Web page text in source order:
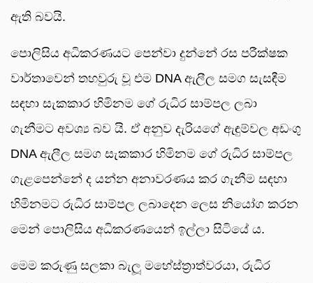
ඇති බවයි.
පොලිසිය අධිකරණයට පෙන්වා දුන්නේ රස පරීක්ෂක
වාර්තාවෙන් තහවුරු වූ එම DNA ඇලීල සමග සැසඳීම
සඳහා සැකකාර හිමිනම ගේ රුධිර සාම්පල ලබා
ගැනීමට අවශ්‍ය බව යි. ඒ අනුව දැරියගේ ඇඳුම්වල අඩංගු
DNA ඇලීල සමග සැකකාර හිමිනම ගේ රුධිර සාම්පල
ගැළපෙන්නේ ද යන්න අනාවරණය කර ගැනීම සඳහා
හිමිනමට රුධිර සාම්පල ලබාදෙන ලෙස නියෝග කරන
මෙන් පොලිසිය අධිකරණයෙන් ඉල්ලා සිටියේ ය.
මෙම කරුණු සලකා බැලූ මහේස්ත්‍රාත්වරයා, රුධිර